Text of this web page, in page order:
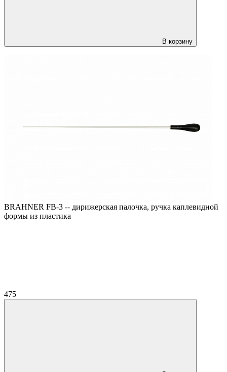
В корзину
BRAHNER FB-3 -- дирижерская палочка, ручка каплевидной
формы из пластика
475